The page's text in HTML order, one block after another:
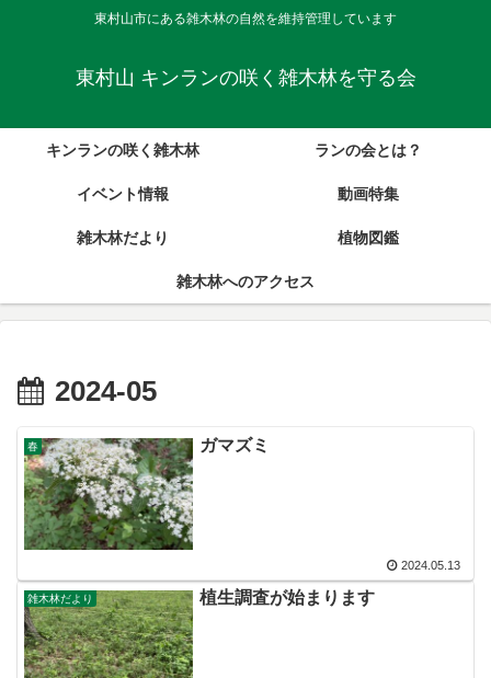
東村山市にある雑木林の自然を維持管理しています
東村山 キンランの咲く雑木林を守る会
キンランの咲く雑木林 ランの会とは？
イベント情報 動画特集
雑木林だより 植物図鑑
雑木林へのアクセス
2024-05
春 ガマズミ
2024.05.13
雑木林だより 植生調査が始まります